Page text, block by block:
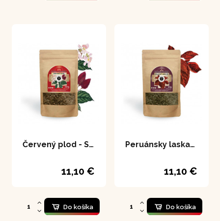
Červený plod - Spokojný muž 100 g
11,10 €
Do košíka
Peruánsky laskavec - Sanguinaria 80 g
11,10 €
Do košíka